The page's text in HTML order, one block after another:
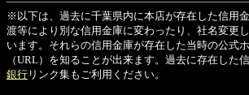
※以下は、過去に千葉県内に本店が存在した信用
渡等により別な信用金庫に変わったり、社名変更
います。それらの信用金庫が存在した当時の公式
（URL）を知ることが出来ます。過去に存在した
銀行 リンク集もご利用ください。